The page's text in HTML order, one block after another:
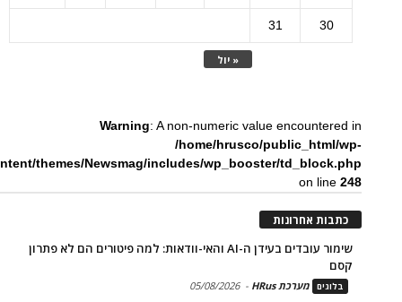
« יול
30
31
Warning: A non-numeric value encountered in
/home/hrusco/public_html/wp-
themes/Newsmag/includes/wp_booster/td_block.php
on line248
כתבות אחרונות
שימור עובדים בעידן ה-AI והאי-וודאות: למה פיטורים הם לא פתרון
קסם
בלוגים מערכת HRus -
05/08/2026